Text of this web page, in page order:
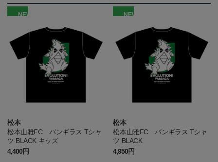
NEW
松本
松本山雅FC バンギラス Tシャ
ツ BLACK キッズ
4,400円
NEW
松本
松本山雅FC バンギラス Tシャ
ツ BLACK
4,950円